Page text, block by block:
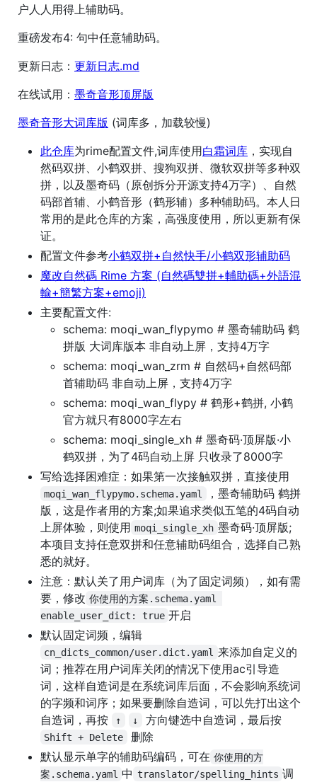
户人人用得上辅助码。
重磅发布4: 句中任意辅助码。
更新日志： 更新日志.md
在线试用： 墨奇音形顶屏版
墨奇音形大词库版 (词库多，加载较慢)
此仓库为rime配置文件,词库使用白霜词库 ，实现自
然码双拼、小鹤双拼、搜狗双拼、微软双拼等多种双
拼，以及墨奇码（原创拆分开源支持4万字）、自然
码部首辅、小鹤音形（鹤形辅）多种辅助码。本人日
常用的是此仓库的方案，高强度使用，所以更新有保
证。
配置文件参考小鹤双拼+自然快手/小鹤双形辅助码
魔改自然碼 Rime 方案 (自然碼雙拼+輔助碼+外語混
輸+簡繁方案+emoji)
主要配置文件:
schema: moqi_wan_flypymo # 墨奇辅助码 鹤
拼版 大词库版本 非自动上屏，支持4万字
schema: moqi_wan_zrm # 自然码+自然码部
首辅助码 非自动上屏，支持4万字
schema: moqi_wan_flypy # 鹤形+鹤拼, 小鹤
官方就只有8000字左右
schema: moqi_single_xh # 墨奇码·顶屏版·小
鹤双拼，为了4码自动上屏 只收录了8000字
写给选择困难症：如果第一次接触双拼，直接使用
moqi_wan_flypymo.schema.yaml
，墨奇辅助码 鹤拼
版，这是作者用的方案;如果追求类似五笔的4码自动
上屏体验，则使用 moqi_single_xh 墨奇码·顶屏版;
本项目支持任意双拼和任意辅助码组合，选择自己熟
悉的就好。
注意：默认关了用户词库（为了固定词频），如有需
要，修改 你使用的方案.schema.yaml
enable_user_dict: true 开启
默认固定词频，编辑
cn_dicts_common/user.dict.yaml 来添加自定义的
词；推荐在用户词库关闭的情况下使用ac引导造
词，这样自造词是在系统词库后面，不会影响系统词
的字频和词序；如果要删除自造词，可以先打出这个
自造词，再按
↑ ↓ 方向键选中自造词，最后按
Shift + Delete
删除
默认显示单字的辅助码编码，可在 你使用的方
案.schema.yaml 中 translator/spelling_hints 调